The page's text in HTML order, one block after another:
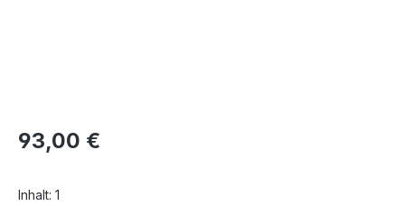
Regulärer Preis:
93,00 €
Inhalt: 1